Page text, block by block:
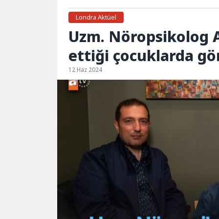
Londra Aktüel
Uzm. Nöropsikolog
ettiği çocuklarda
12 Haz 2024